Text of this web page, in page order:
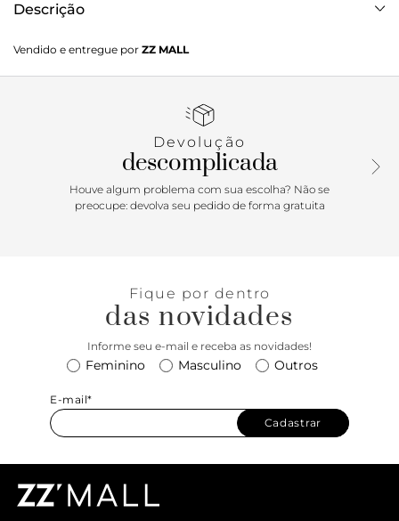
Descrição
tem salto em bloco baixo e biqueira arredondada. Fechado,
traz recorte lateral imponente e tira vazada na gáspea.
detalhe na parte frontal com pregas. Com palmilha
peito do pé. Porque Apostar: Urban & boho na temporada
Resort’26 Anacapri. O mocassim de saltinho em bloco é
um clássico que faz parte da vida das descomplicadas!
Democrático e atemporal, o calce easy vai do office ao
Vendido e entregue por ZZ MALL
Devolução
descomplicada
Houve algum problema com sua escolha? Não se
preocupe: devolva seu pedido de forma gratuita
Fique por dentro
das novidades
Informe seu e-mail e receba as novidades!
Feminino Masculino Outros
E-mail*
Cadastrar